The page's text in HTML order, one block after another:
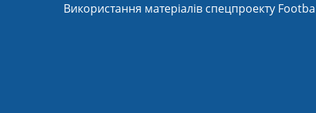
Використання матеріалів спецпроекту